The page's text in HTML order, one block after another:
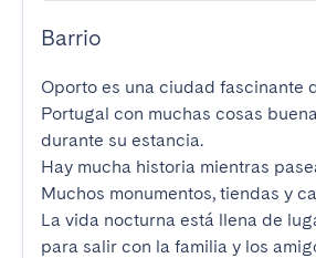
Barrio
Oporto es una ciudad fascinante
Portugal con muchas cosas
durante su estancia.
Hay mucha historia mientras
Muchos monumentos, tiendas y
La vida nocturna está llena de
para salir con la familia y los